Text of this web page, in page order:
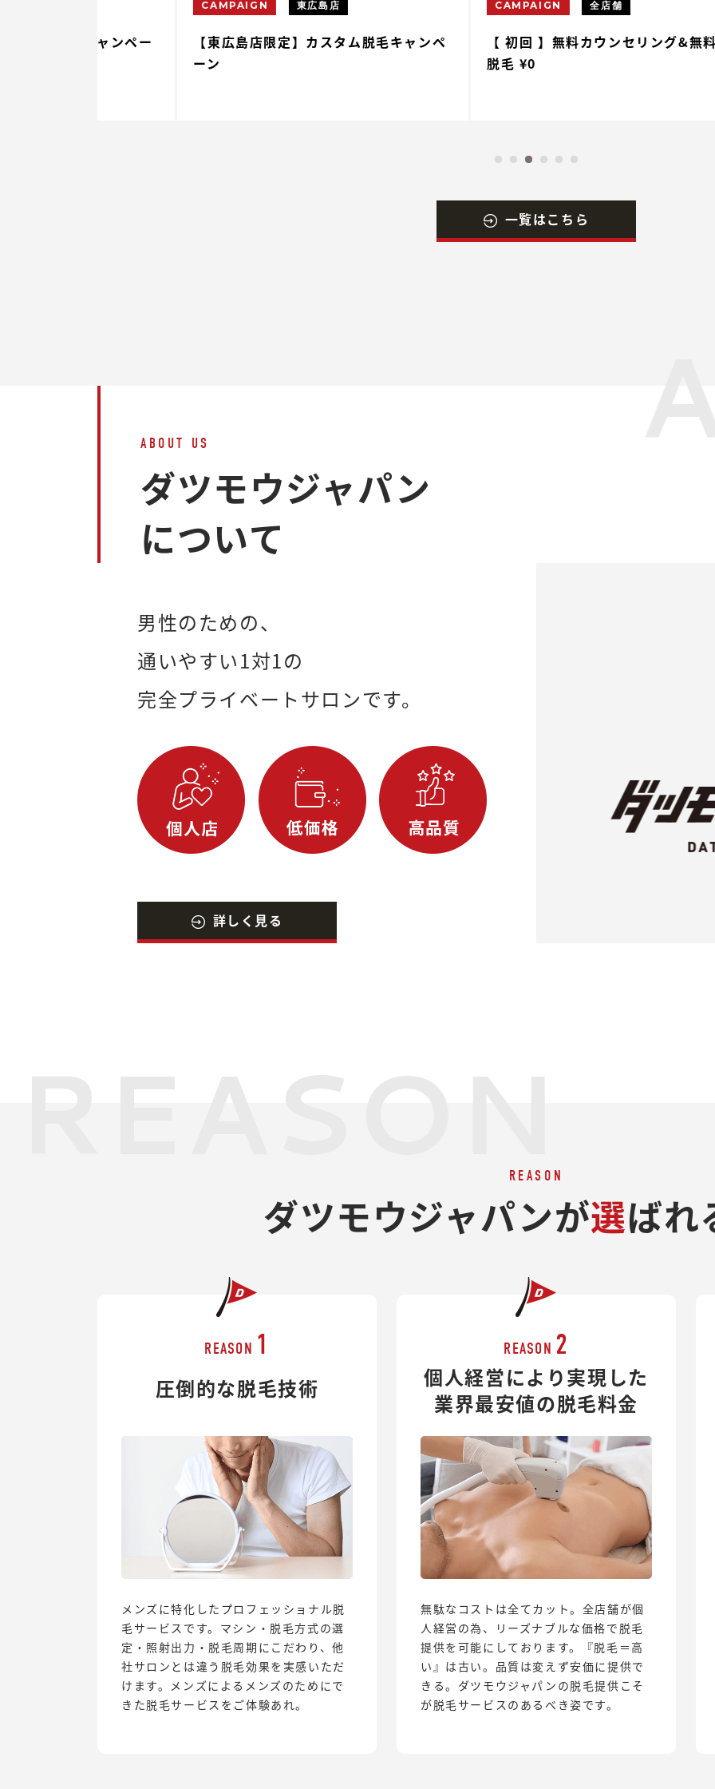
東広島店
【東広島店限定】カスタム脱毛キャンペ
全店舗
【 初回 】無料カウンセリング&無料体験
一覧はこちら
ABOUT US
ダツモウジャパン
について
男性のための、
通いやすい1対1の
完全プライベートサロンです。
詳しく見る
REASON
ダツモウジャパンが選ばれ
REASON 1
圧倒的な脱毛技術
メンズに特化したプロフェッショナル脱
毛サービスです。マシン・脱毛方式の選
定・照射出力・脱毛周期にこだわり、他
社サロンとは違う脱毛効果を実感いただ
けます。メンズによるメンズのためにで
きた脱毛サービスをご体験あれ。
REASON 2
個人経営により実現した
業界最安値の脱毛料金
無駄なコストは全てカット。全店舗が個
人経営の為、リーズナブルな価格で脱毛
提供を可能にしております。『脱毛＝高
い』は古い。品質は変えず安価に提供で
きる。ダツモウジャパンの脱毛提供こそ
が脱毛サービスのあるべき姿です。